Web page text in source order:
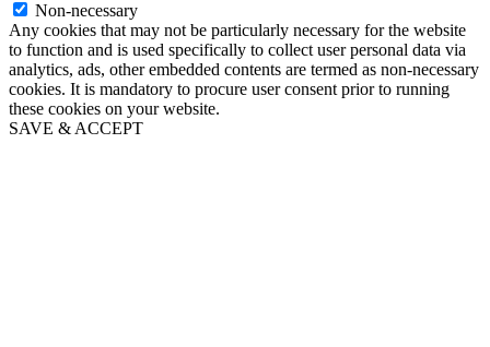
Non-necessary
Any cookies that may not be particularly necessary for the website
to function and is used specifically to collect user personal data via
analytics, ads, other embedded contents are termed as non-necessary
cookies. It is mandatory to procure user consent prior to running
these cookies on your website.
SAVE & ACCEPT